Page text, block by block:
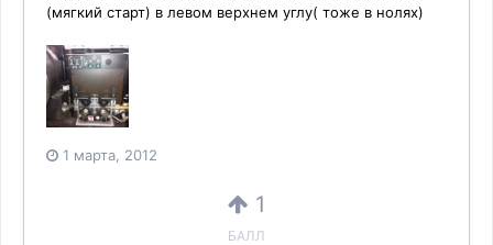
(мягкий старт) в левом верхнем углу( тоже в нолях)
1 марта, 2012
1
БАЛЛ